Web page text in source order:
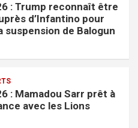
: Trump reconnaît être
d’Infantino pour
suspension de Balogun
: Mamadou Sarr prêt à
avec les Lions